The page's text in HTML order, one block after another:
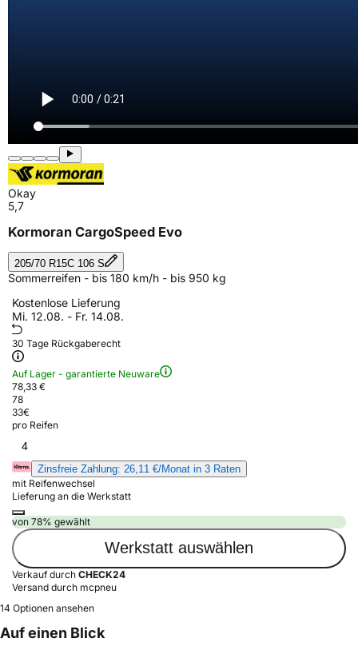
Okay
5,7
Kormoran CargoSpeed Evo
205/70 R15C 106 S
Sommerreifen - bis 180 km/h - bis 950 kg
Kostenlose Lieferung
Mi. 12.08. - Fr. 14.08.
30 Tage Rückgaberecht
Auf Lager - garantierte Neuware
78,33 €
78
33€
pro Reifen
4
Zinsfreie Zahlung: 26,11 €/Monat in 3 Raten
mit Reifenwechsel
Lieferung an die Werkstatt
von 78% gewählt
Werkstatt auswählen
Verkauf durch CHECK24
Versand durch mcpneu
14 Optionen ansehen
Auf einen Blick